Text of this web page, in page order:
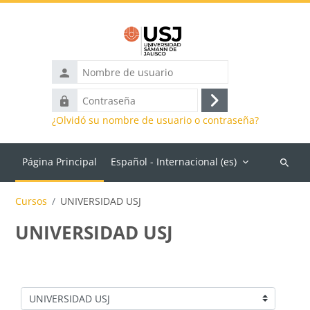
Nombre
de
usuario
Contraseña
Acceder
¿Olvidó su nombre de usuario o contraseña?
Página Principal Español - Internacional ‎(es)‎
Buscar
Cursos UNIVERSIDAD USJ
UNIVERSIDAD USJ
Categorías